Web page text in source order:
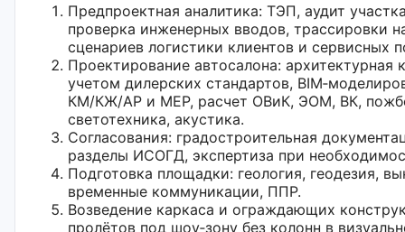
Предпроектная аналитика: ТЭП, аудит
проверка инженерных вводов, трассировки
сценариев логистики клиентов и сервисных
Проектирование автосалона: архитектурная
учетом дилерских стандартов,
КМ/КЖ/АР и MEP, расчет ОВиК, ЭОМ, ВК,
светотехника, акустика.
Согласования: градостроительная
разделы ИСОГД, экспертиза при
Подготовка площадки: геология, геодезия,
временные коммуникации, ППР.
Возведение каркаса и ограждающих
пролётов под шоу‑зону без колонн в